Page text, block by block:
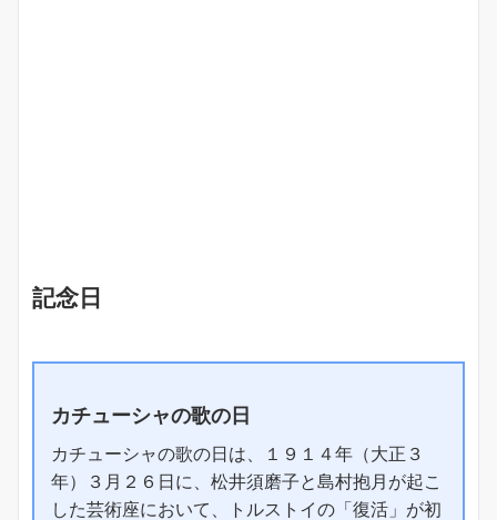
記念日
カチューシャの歌の日
カチューシャの歌の日は、１９１４年（大正３
年）３月２６日に、松井須磨子と島村抱月が起こ
した芸術座において、トルストイの「復活」が初